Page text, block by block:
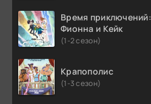
Время приключений:
Фионна и Кейк
(1-2 сезон)
Крапополис
(1-3 сезон)